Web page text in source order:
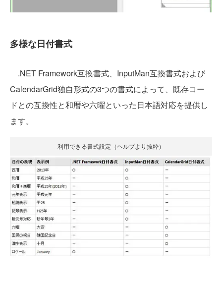
多様な日付書式
.NET Framework互換書式、InputMan互換書式および
CalendarGrid独自形式の3つの書式によって、既存コー
ドとの互換性と和暦や六曜といった日本語対応を提供し
ます。
利用できる書式設定（ヘルプより抜粋）